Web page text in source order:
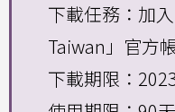
下載任務：加
Taiwan」官方
下載期限：